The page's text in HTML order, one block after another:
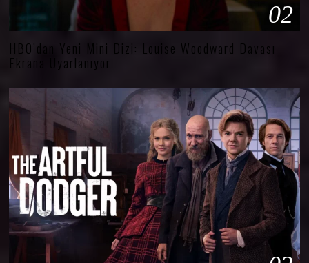
02
HBO’dan Yeni Mini Dizi: Louise Woodward Davası
Ekrana Uyarlanıyor